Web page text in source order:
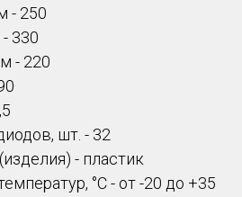
- 250
330
- 220
шт. - 32
- пластик
°С - от -20 до +35